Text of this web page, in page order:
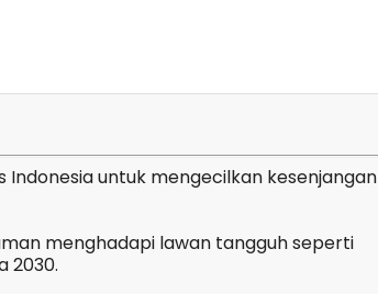
Indonesia untuk mengecilkan kesenjangan
menghadapi lawan tangguh seperti
2030.